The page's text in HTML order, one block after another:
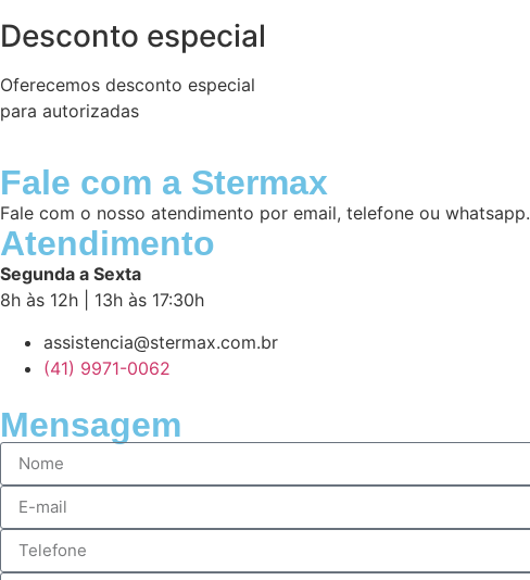
Desconto especial
Oferecemos desconto especial
para autorizadas
Fale com a Stermax
Fale com o nosso atendimento por email, telefone ou whatsapp.
Atendimento
Segunda a Sexta
8h às 12h | 13h às 17:30h
assistencia@stermax.com.br
(41) 9971-0062
Mensagem